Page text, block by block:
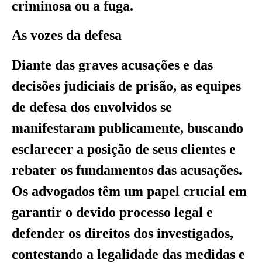
criminosa ou a fuga.
As vozes da defesa
Diante das graves acusações e das
decisões judiciais de prisão, as equipes
de defesa dos envolvidos se
manifestaram publicamente, buscando
esclarecer a posição de seus clientes e
rebater os fundamentos das acusações.
Os advogados têm um papel crucial em
garantir o devido processo legal e
defender os direitos dos investigados,
contestando a legalidade das medidas e